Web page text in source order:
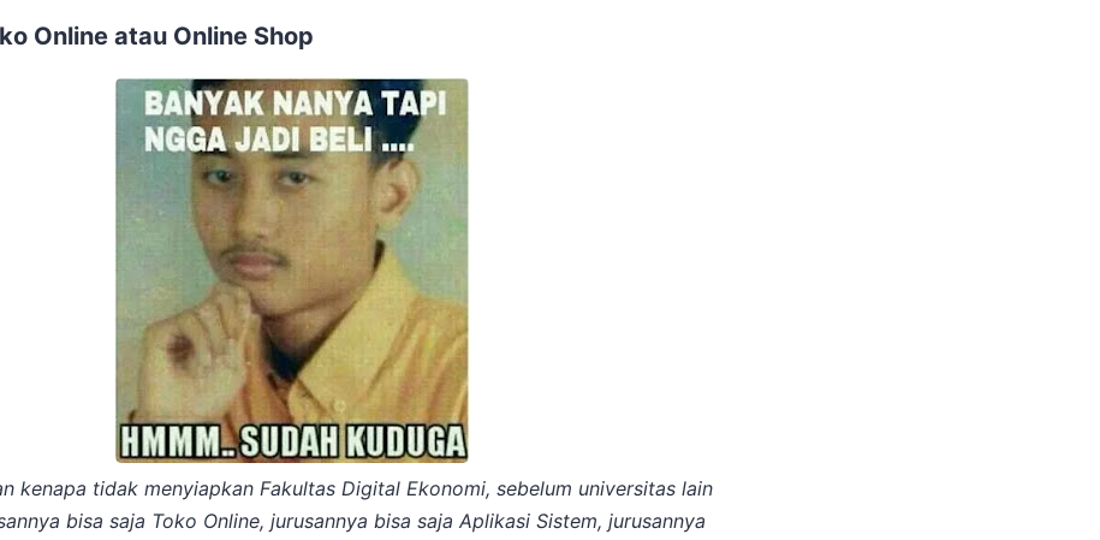
Online atau Online Shop
kenapa tidak menyiapkan Fakultas Digital Ekonomi, sebelum universitas lain
bisa saja Toko Online, jurusannya bisa saja Aplikasi Sistem, jurusannya